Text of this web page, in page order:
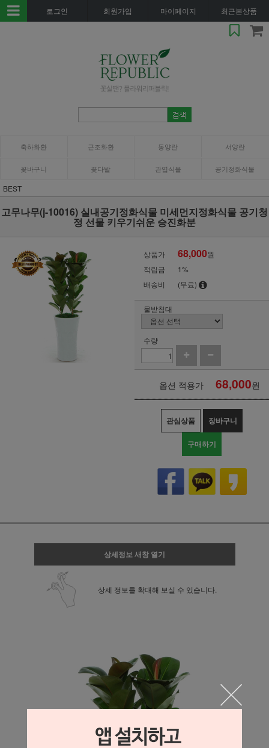
로그인 회원가입 마이페이지 최근본상품
축하화환 근조화환 동양란 서양란
꽃바구니 꽃다발 관엽식물 공기정화식물
BEST
고무나무(j-10016) 실내공기정화식물 미세먼지정화식물 공기청
정 선물 키우기쉬운 승진화분
상품가 68,000원
적립금
1%
배송비
(무료)
물받침대
수량
옵션 적용가 68,000원
관심상품 장바구니
구매하기
상세정보 새창 열기
상세 정보를 확대해 보실 수 있습니다.